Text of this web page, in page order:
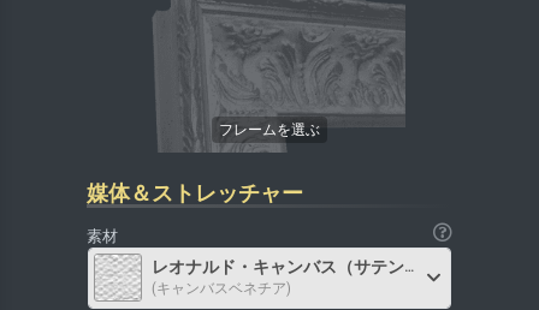
媒体＆ストレッチャー
素材
レオナルド・キャンバス（サテン）
(キャンバスベネチア)